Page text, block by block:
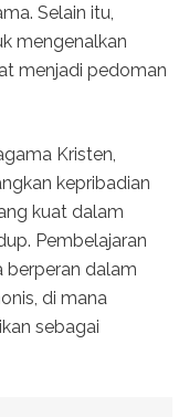
Selain itu,
mengenalkan
menjadi pedoman
Kristen,
kepribadian
kuat dalam
Pembelajaran
berperan dalam
di mana
sebagai